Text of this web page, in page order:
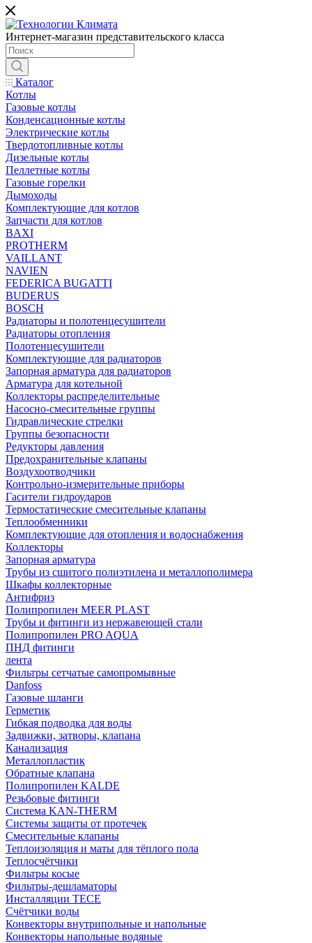
Интернет-магазин представительского класса
Каталог
Котлы
Газовые котлы
Конденсационные котлы
Электрические котлы
Твердотопливные котлы
Дизельные котлы
Пеллетные котлы
Газовые горелки
Дымоходы
Комплектующие для котлов
Запчасти для котлов
BAXI
PROTHERM
VAILLANT
NAVIEN
FEDERICA BUGATTI
BUDERUS
BOSCH
Радиаторы и полотенцесушители
Радиаторы отопления
Полотенцесушители
Комплектующие для радиаторов
Запорная арматура для радиаторов
Арматура для котельной
Коллекторы распределительные
Насосно-смесительные группы
Гидравлические стрелки
Группы безопасности
Редукторы давления
Предохранительные клапаны
Воздухоотводчики
Контрольно-измерительные приборы
Гасители гидроударов
Термостатические смесительные клапаны
Теплообменники
Комплектующие для отопления и водоснабжения
Коллекторы
Запорная арматура
Трубы из сшитого полиэтилена и металлополимера
Шкафы коллекторные
Антифриз
Полипропилен MEER PLAST
Трубы и фитинги из нержавеющей стали
Полипропилен PRO AQUA
ПНД фитинги
лента
Фильтры сетчатые самопромывные
Danfoss
Газовые шланги
Герметик
Гибкая подводка для воды
Задвижки, затворы, клапана
Канализация
Металлопластик
Обратные клапана
Полипропилен KALDE
Резьбовые фитинги
Система KAN-THERM
Системы защиты от протечек
Смесительные клапаны
Теплоизоляция и маты для тёплого пола
Теплосчётчики
Фильтры косые
Фильтры-дешламаторы
Инсталляции TECE
Счётчики воды
Конвекторы внутрипольные и напольные
Конвекторы напольные водяные